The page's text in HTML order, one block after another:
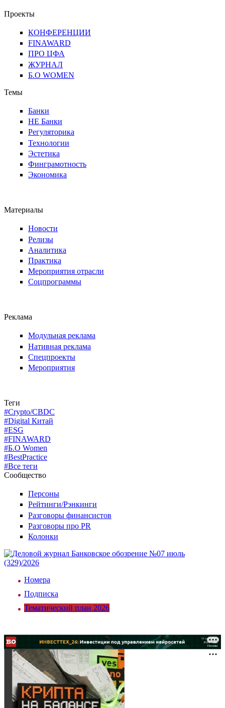
Проекты
КОНФЕРЕНЦИИ
FINAWARD
ПРО ЦФА
ЖУРНАЛ
Б.О WOMEN
Темы
Банки
НЕ Банки
Регуляторика
Технологии
Эстетика
Финграмотность
Экономика
Материалы
Новости
Релизы
Аналитика
Практика
Мероприятия отрасли
Соцпрограммы
Реклама
Модульная реклама
Нативная реклама
Спецпроекты
Мероприятия
Теги
#Crypto/CBDC
#Digital Китай
#ESG
#FINAWARD
#Б.О Women
#BestPractice
#Все теги
Сообщество
Персоны
Рейтинги/Рэнкинги
Разговоры финансистов
Разговоры про PR
Колонки
Номера
Подписка
Тематический план 2026